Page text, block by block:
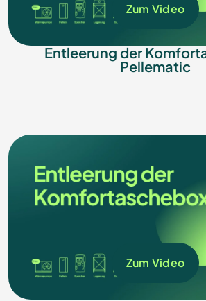
Zum Video
Entleerung der
Pellematic
Zum Video